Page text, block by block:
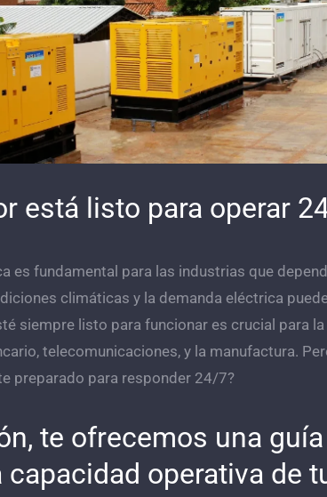
está listo para operar
es fundamental para las industrias que
climáticas y la demanda eléctrica
siempre listo para funcionar es crucial para
telecomunicaciones, y la manufactura.
preparado para responder 24/7?
te ofrecemos una
capacidad operativa de